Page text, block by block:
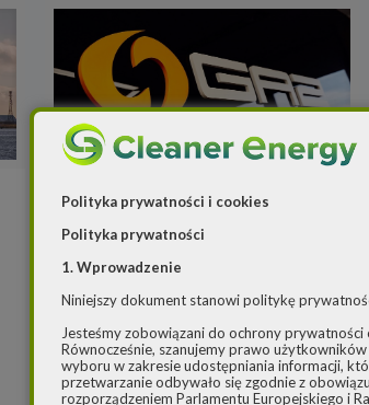
Redakcja
o
6 marca 2023
Gaz-System
rozważa
zwiększenie o 73%
mocy terminalu
FSRU
Polityka prywatności i cookies
Polityka prywatności
1. Wprowadzenie
Niniejszy dokument stanowi politykę
Jesteśmy zobowiązani do ochrony prywatności
Równocześnie, szanujemy prawo
wyboru w zakresie udostępniania informacji,
przetwarzanie odbywało się zgodnie z
rozporządzeniem Parlamentu Europejskiego i